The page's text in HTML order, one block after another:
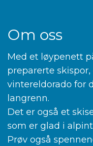
Om oss
Med et løypenett
preparerte
vintereldorado for
langrenn.
Det er også et
som er glad i
Prøv også